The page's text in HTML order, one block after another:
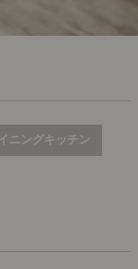
ニングキッチン